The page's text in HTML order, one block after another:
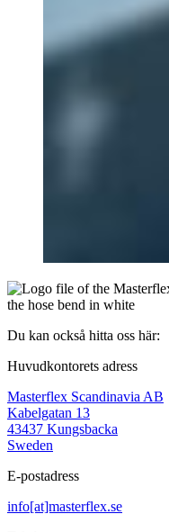
Du kan också hitta oss här:
Huvudkontorets adress
Masterflex Scandinavia AB
Kabelgatan 13
43437 Kungsbacka
Sweden
E-postadress
info[at]masterflex.se